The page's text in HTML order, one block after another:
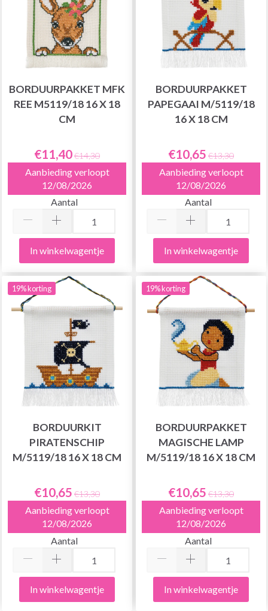
BORDUURPAKKET MFK
REE M5119/18 16 X 18
CM
€11,40€14,30
Aanbieding verloopt
12/08/2026
Aantal
In winkelwagentje
BORDUURPAKKET
PAPEGAAI M/5119/18
16 X 18 CM
€10,65 €13,30
Aanbieding verloopt
12/08/2026
Aantal
In winkelwagentje
19% korting
BORDUURKIT
PIRATENSCHIP
M/5119/18 16 X 18 CM
€10,65 €13,30
Aanbieding verloopt
12/08/2026
Aantal
In winkelwagentje
19% korting
BORDUURPAKKET
MAGISCHE LAMP
M/5119/18 16 X 18 CM
€10,65 €13,30
Aanbieding verloopt
12/08/2026
Aantal
In winkelwagentje